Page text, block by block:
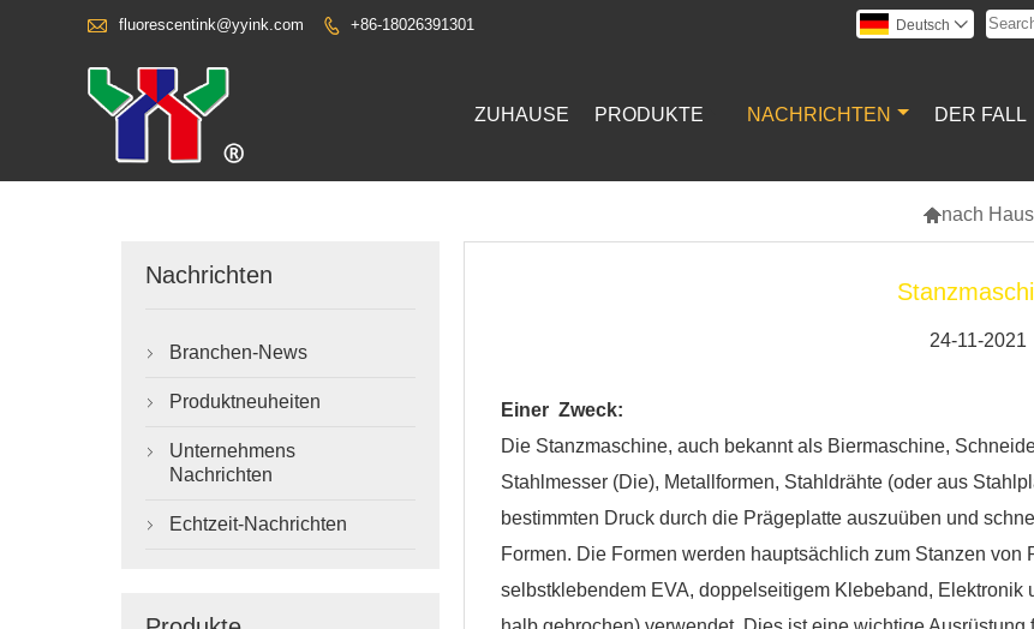
 fluorescentink@yyink.com  +86-18026391301 Deutsch 
ZUHAUSE PRODUKTE NACHRICHTEN DER FALL
nach
Nachrichten
 Branchen-News
 Produktneuheiten

Unternehmens
Nachrichten
 Echtzeit-Nachrichten
24-11-2021
EinerZweck:
Die Stanzmaschine, auch bekannt als Biermaschine,
Stahlmesser (Die), Metallformen, Stahldrähte (oder aus
bestimmten Druck durch die Prägeplatte auszuüben und
Formen. Die Formen werden hauptsächlich zum Stanzen von
selbstklebendem EVA, doppelseitigem Klebeband,